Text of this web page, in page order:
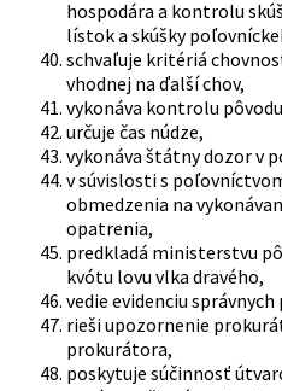
hospodára a kontrolu
lístok a skúšky
schvaľuje kritériá
vhodnej na ďalší chov,
vykonáva kontrolu
určuje čas núdze,
vykonáva štátny dozor v
v súvislosti s
obmedzenia na
opatrenia,
predkladá ministerstvu
kvótu lovu vlka dravého,
vedie evidenciu
rieši upozornenie
prokurátora,
poskytuje súčinnosť